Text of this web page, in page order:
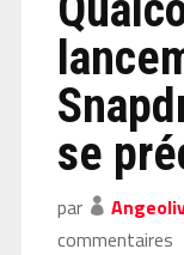
se
par
commentaires